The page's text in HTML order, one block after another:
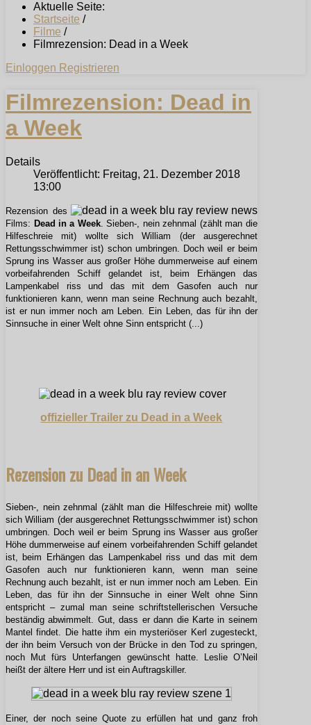
Aktuelle Seite:
Startseite /
Filme /
Filmrezension: Dead in a Week
Einloggen Registrieren
Filmrezension: Dead in
a Week
Details
Veröffentlicht: Freitag, 21. Dezember 2018
13:00
Rezension des
Films: Dead in a Week. Sieben-, nein zehnmal (zählt man die
Hilfeschreie mit) wollte sich William (der ausgerechnet
Rettungsschwimmer ist) schon umbringen. Doch weil er beim
Sprung ins Wasser aus großer Höhe dummerweise auf einem
vorbeifahrenden Schiff gelandet ist, beim Erhängen das
Lampenkabel riss und das mit dem Gasofen auch nur
funktionieren kann, wenn man seine Rechnung auch bezahlt,
ist er nun immer noch am Leben. Ein Leben, das für ihn der
Sinnsuche in einer Welt ohne Sinn entspricht (...)
offizieller Trailer zu Dead in a Week
Rezension zu Dead in an Week
Sieben-, nein zehnmal (zählt man die Hilfeschreie mit) wollte
sich William (der ausgerechnet Rettungsschwimmer ist) schon
umbringen. Doch weil er beim Sprung ins Wasser aus großer
Höhe dummerweise auf einem vorbeifahrenden Schiff gelandet
ist, beim Erhängen das Lampenkabel riss und das mit dem
Gasofen auch nur funktionieren kann, wenn man seine
Rechnung auch bezahlt, ist er nun immer noch am Leben. Ein
Leben, das für ihn der Sinnsuche in einer Welt ohne Sinn
entspricht – zumal man seine schriftstellerischen Versuche
beständig abwimmelt. Gut, dass er dann die Karte in seinem
Mantel findet. Die hatte ihm ein mysteriöser Kerl zugesteckt,
der ihn beim Versuch von der Brücke in den Tod zu springen,
noch Mut fürs Unterfangen gewünscht hatte. Leslie O’Neil
heißt der ältere Herr und ist ein Auftragskiller.
Einer, der noch seine Quote zu erfüllen hat und ganz froh